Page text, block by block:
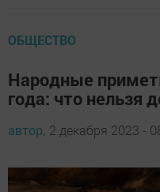
ОБЩЕСТВО
Народные
года: что нельзя
автор, 2 декабря 2023 -